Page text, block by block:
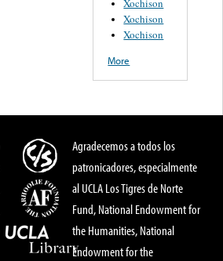
Xochison
Xochison
Xochison
More
Agradecemos a todos los
patronicadores, especialmente
al UCLA Los Tigres de Norte
Fund, National Endowment for
the Humanities, National
Endowment for the